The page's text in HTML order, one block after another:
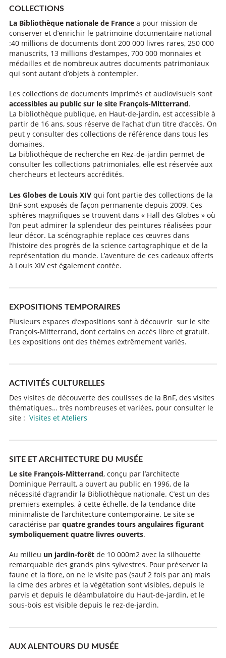
COLLECTIONS
La Bibliothèque nationale de France a pour mission de
conserver et d’enrichir le patrimoine documentaire national
:40 millions de documents dont 200 000 livres rares, 250 000
manuscrits, 13 millions d’estampes, 700 000 monnaies et
médailles et de nombreux autres documents patrimoniaux
qui sont autant d’objets à contempler.
Les collections de documents imprimés et audiovisuels sont
accessibles au public sur le site François-Mitterrand.
La bibliothèque publique, en Haut-de-jardin, est accessible à
partir de 16 ans, sous réserve de l’achat d’un titre d’accès. On
peut y consulter des collections de référence dans tous les
domaines.
La bibliothèque de recherche en Rez-de-jardin permet de
consulter les collections patrimoniales, elle est réservée aux
chercheurs et lecteurs accrédités.
Les Globes de Louis XIV qui font partie des collections de la
BnF sont exposés de façon permanente depuis 2009. Ces
sphères magnifiques se trouvent dans « Hall des Globes » où
l’on peut admirer la splendeur des peintures réalisées pour
leur décor. La scénographie replace ces œuvres dans
l’histoire des progrès de la science cartographique et de la
représentation du monde. L’aventure de ces cadeaux offerts
à Louis XIV est également contée.
EXPOSITIONS TEMPORAIRES
Plusieurs espaces d’expositions sont à découvrir sur le site
François-Mitterrand, dont certains en accès libre et gratuit.
Les expositions ont des thèmes extrêmement variés.
ACTIVITÉS CULTURELLES
Des visites de découverte des coulisses de la BnF, des visites
thématiques… très nombreuses et variées, pour consulter le
site : Visites et Ateliers
SITE ET ARCHITECTURE DU MUSÉE
Le site François-Mitterrand, conçu par l’architecte
Dominique Perrault, a ouvert au public en 1996, de la
nécessité d’agrandir la Bibliothèque nationale. C’est un des
premiers exemples, à cette échelle, de la tendance dite
minimaliste de l’architecture contemporaine. Le site se
caractérise par quatre grandes tours angulaires figurant
symboliquement quatre livres ouverts.
Au milieu un jardin-forêt de 10 000m2 avec la silhouette
remarquable des grands pins sylvestres. Pour préserver la
faune et la flore, on ne le visite pas (sauf 2 fois par an) mais
la cime des arbres et la végétation sont visibles, depuis le
parvis et depuis le déambulatoire du Haut-de-jardin, et le
sous-bois est visible depuis le rez-de-jardin.
AUX ALENTOURS DU MUSÉE